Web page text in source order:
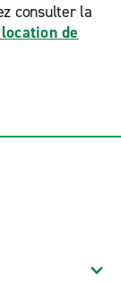
consulter la
de